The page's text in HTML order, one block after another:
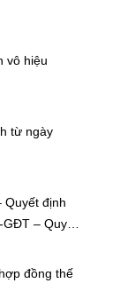
vô hiệu
từ ngày
định
– Quyết
đồng thế